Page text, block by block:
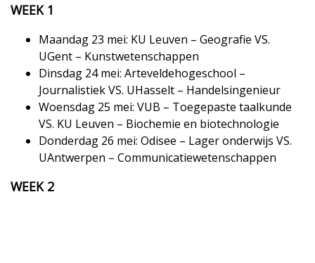
WEEK 1
Maandag 23 mei: KU Leuven – Geografie VS.
UGent – Kunstwetenschappen
Dinsdag 24 mei: Arteveldehogeschool –
Journalistiek VS. UHasselt – Handelsingenieur
Woensdag 25 mei: VUB – Toegepaste taalkunde
VS. KU Leuven – Biochemie en biotechnologie
Donderdag 26 mei: Odisee – Lager onderwijs VS.
UAntwerpen – Communicatiewetenschappen
WEEK 2